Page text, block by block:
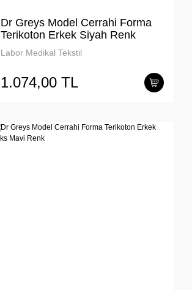
Dr Greys Model Cerrahi Forma
Terikoton Erkek Siyah Renk
Labor Medikal Tekstil
1.074,00 TL